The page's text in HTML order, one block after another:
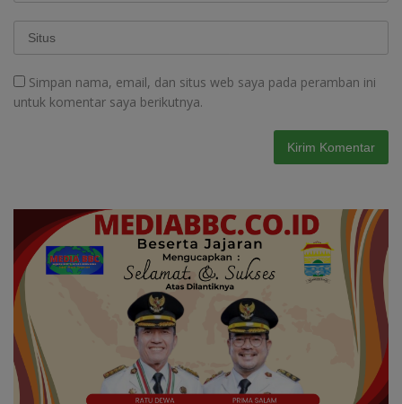
Simpan nama, email, dan situs web saya pada peramban ini
untuk komentar saya berikutnya.